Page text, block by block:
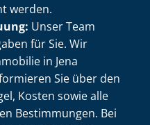
werden.
Unser Team
für Sie. Wir
in Jena
Sie über den
Kosten sowie alle
Bestimmungen. Bei